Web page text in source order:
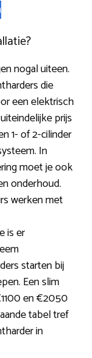
nogal uiteen.
die
een elektrisch
prijs
1- of 2-cilinder
In
moet je ook
onderhoud.
werken met
is er
starten bij
Een slim
en €2050
tabel tref
in